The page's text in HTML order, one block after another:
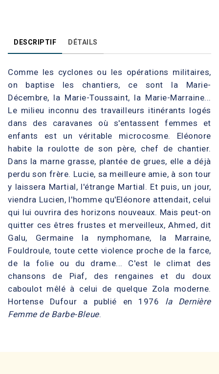
DESCRIPTIF DÉTAILS
Comme les cyclones ou les opérations militaires,
on baptise les chantiers, ce sont la Marie-
Décembre, la Marie-Toussaint, la Marie-Marraine...
Le milieu inconnu des travailleurs itinérants logés
dans des caravanes où s'entassent femmes et
enfants est un véritable microcosme. Eléonore
habite la roulotte de son père, chef de chantier.
Dans la marne grasse, plantée de grues, elle a déjà
perdu son frère. Lucie, sa meilleure amie, à son tour
y laissera Martial, l'étrange Martial. Et puis, un jour,
viendra Lucien, l'homme qu'Eléonore attendait, celui
qui lui ouvrira des horizons nouveaux. Mais peut-on
quitter ces êtres frustes et merveilleux, Ahmed, dit
Galu, Germaine la nymphomane, la Marraine,
Fouldroule, toute cette violence proche de la farce,
de la folie ou du drame... C'est le climat des
chansons de Piaf, des rengaines et du doux
caboulot mêlé à celui de quelque Zola moderne.
Hortense Dufour a publié en 1976 la Dernière
Femme de Barbe-Bleue.